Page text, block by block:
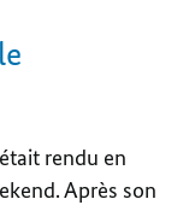
rendu en
Après son